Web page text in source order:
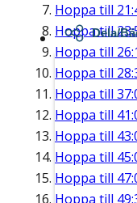
Hoppa till
Hoppa till
Hoppa till
Hoppa till
Hoppa till
Hoppa till
Hoppa till
Hoppa till
Hoppa till
Hoppa till
Dela/